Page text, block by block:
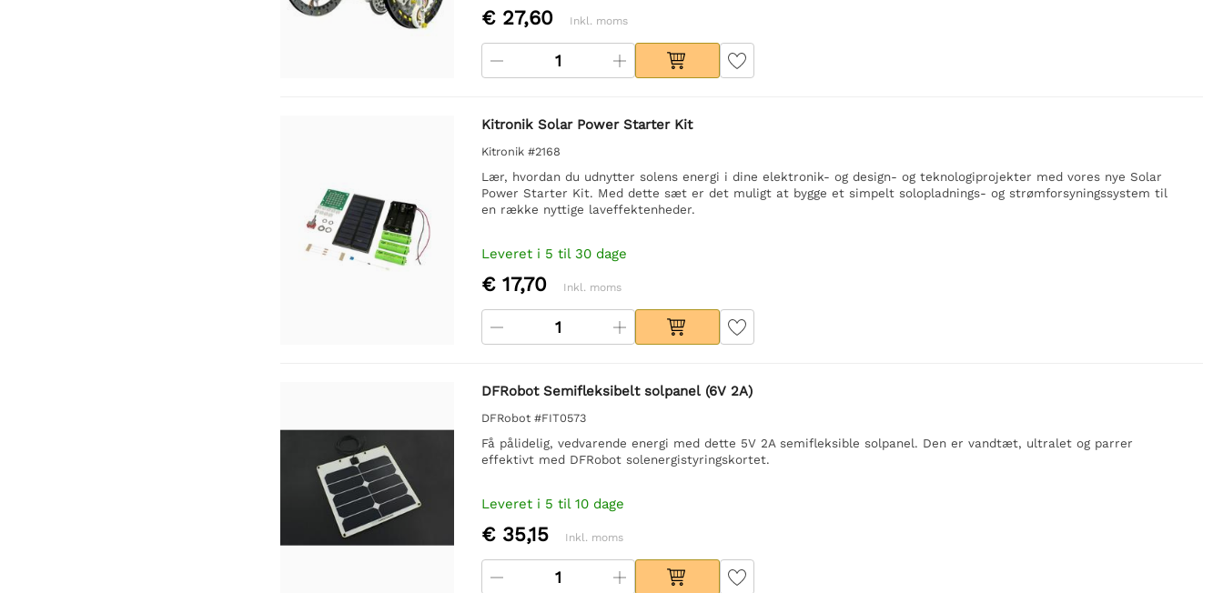
€ 27,60 Inkl. moms
Kitronik Solar Power Starter Kit
Kitronik #2168
Lær, hvordan du udnytter solens energi i dine elektronik- og design- og teknologiprojekter med vores nye Solar
Power Starter Kit. Med dette sæt er det muligt at bygge et simpelt solopladnings- og strømforsyningssystem til
en række nyttige laveffektenheder.
Leveret i 5 til 30 dage
€ 17,70 Inkl. moms
DFRobot Semifleksibelt solpanel (6V 2A)
DFRobot #FIT0573
Få pålidelig, vedvarende energi med dette 5V 2A semifleksible solpanel. Den er vandtæt, ultralet og parrer
effektivt med DFRobot solenergistyringskortet.
Leveret i 5 til 10 dage
€ 35,15 Inkl. moms